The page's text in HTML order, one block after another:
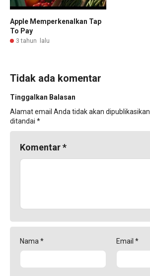
Apple Memperkenalkan Tap
To Pay
3 tahun lalu
Tidak ada komentar
Tinggalkan Balasan
Alamat email Anda tidak akan dipublikasikan.
ditandai *
Komentar*
Nama * Email *